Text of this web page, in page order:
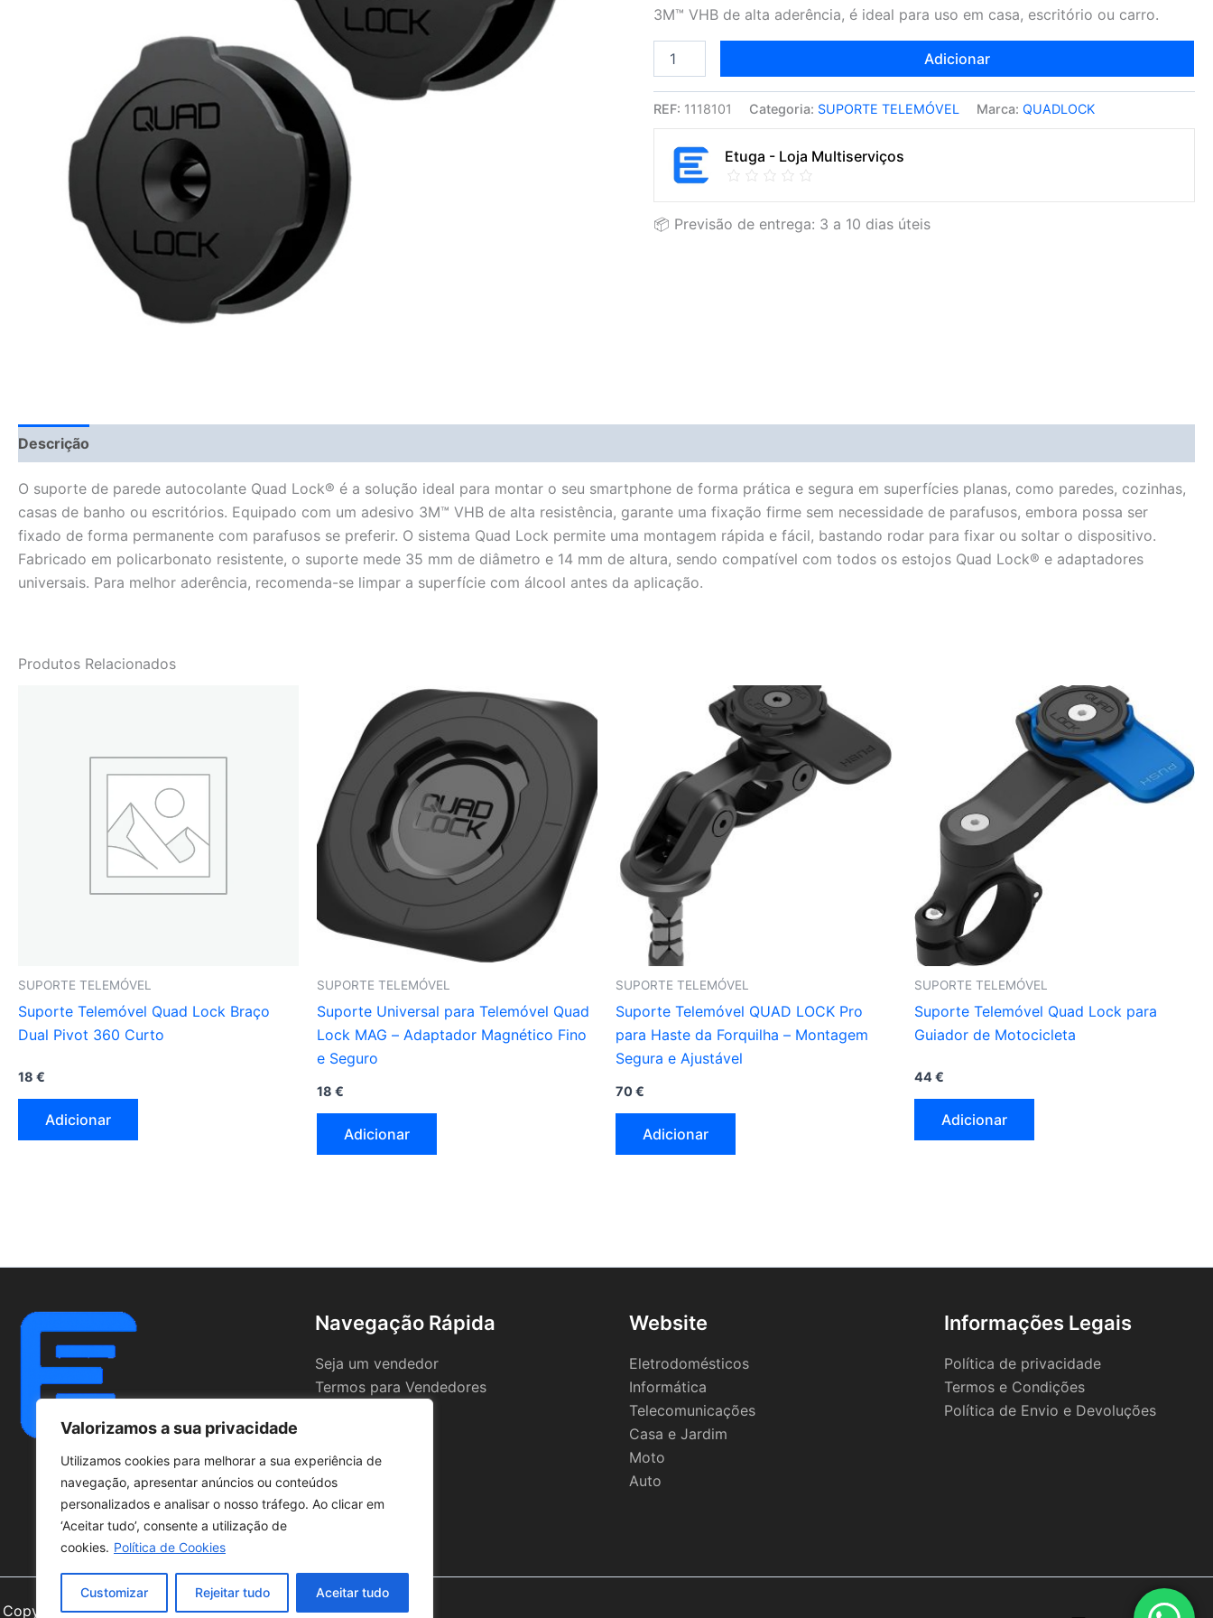
Valorizamos a sua privacidade
Utilizamos cookies para melhorar a sua experiência de
navegação, apresentar anúncios ou conteúdos
personalizados e analisar o nosso tráfego. Ao clicar em
‘Aceitar tudo’, consente a utilização de
cookies. Política de Cookies
Customizar Rejeitar tudo Aceitar tudo
3M™ VHB de alta aderência, é ideal para uso em casa, escritório ou carro.
Adicionar
REF: 1118101 Categoria: SUPORTE TELEMÓVEL Marca:QUADLOCK
Etuga - Loja Multiserviços
📦 Previsão de entrega: 3 a 10 dias úteis
Descrição
O suporte de parede autocolante Quad Lock® é a solução ideal para montar o seu smartphone de forma prática e segura em superfícies planas, como paredes, cozinhas,
casas de banho ou escritórios. Equipado com um adesivo 3M™ VHB de alta resistência, garante uma fixação firme sem necessidade de parafusos, embora possa ser
fixado de forma permanente com parafusos se preferir. O sistema Quad Lock permite uma montagem rápida e fácil, bastando rodar para fixar ou soltar o dispositivo.
Fabricado em policarbonato resistente, o suporte mede 35 mm de diâmetro e 14 mm de altura, sendo compatível com todos os estojos Quad Lock® e adaptadores
universais. Para melhor aderência, recomenda-se limpar a superfície com álcool antes da aplicação.
Produtos Relacionados
SUPORTE TELEMÓVEL
Suporte Telemóvel Quad Lock Braço
Dual Pivot 360 Curto
18 €
Adicionar
SUPORTE TELEMÓVEL
Suporte Universal para Telemóvel Quad
Lock MAG – Adaptador Magnético Fino
e Seguro
18 €
Adicionar
SUPORTE TELEMÓVEL
Suporte Telemóvel QUAD LOCK Pro
para Haste da Forquilha – Montagem
Segura e Ajustável
70€
Adicionar
SUPORTE TELEMÓVEL
Suporte Telemóvel Quad Lock para
Guiador de Motocicleta
44€
Adicionar
Navegação Rápida
Seja um vendedor
Termos para Vendedores
Website
Eletrodomésticos
Informática
Telecomunicações
Casa e Jardim
Moto
Auto
Informações Legais
Política de privacidade
Termos e Condições
Política de Envio e Devoluções
Copyright © 2026 | Powered byAstra